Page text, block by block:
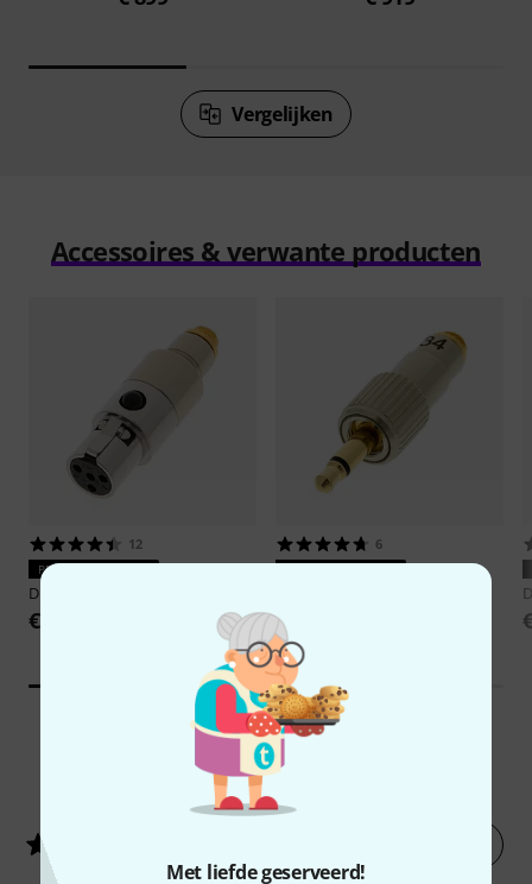
Met liefde geserveerd!
Vergelijken
Accessoires & verwante producten
12
PERFECTE PASVORM
DPA
€ 85
6
PERFECTE PASVORM
€ 85
Klantenbeoordelingen